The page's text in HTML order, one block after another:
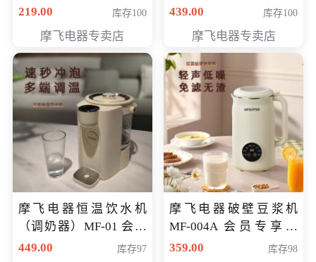
专享价118元
219.00 库存100
摩飞电器专卖店
元
439.00 库存100
摩飞电器专卖店
摩飞电器恒温饮水机
（调奶器）MF-01 会员
专享价366元
449.00 库存97
摩飞电器破壁豆浆机
MF-004A 会员专享价
168元
359.00 库存98